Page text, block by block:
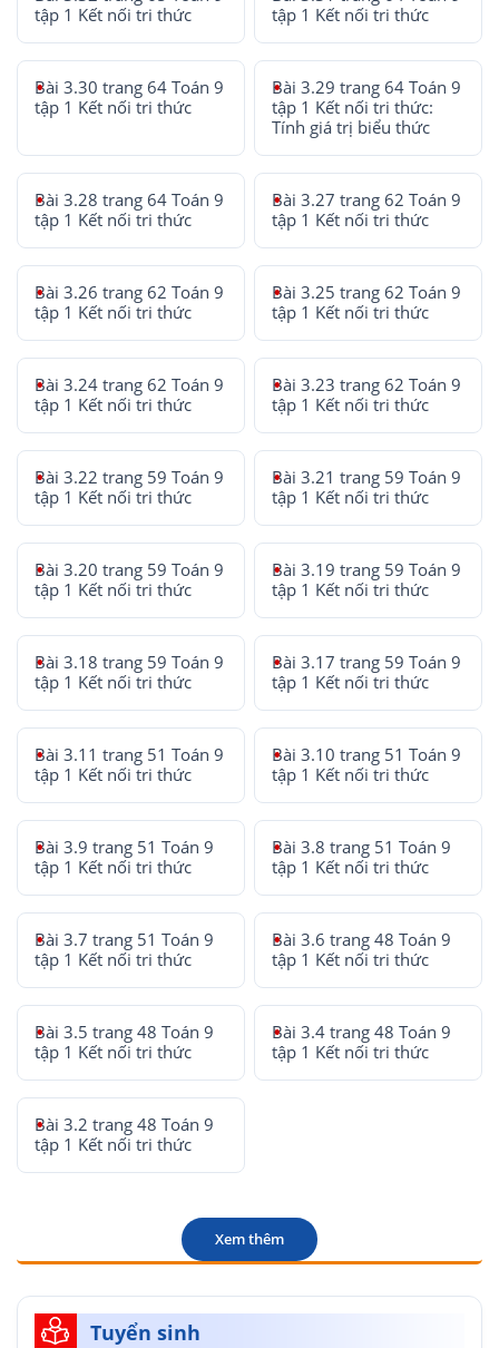
tập 1 Kết nối tri thức
tập 1 Kết nối tri thức
Bài 3.30 trang 64 Toán 9
tập 1 Kết nối tri thức
Bài 3.29 trang 64 Toán 9
tập 1 Kết nối tri thức:
Tính giá trị biểu thức
Bài 3.28 trang 64 Toán 9
tập 1 Kết nối tri thức
Bài 3.27 trang 62 Toán 9
tập 1 Kết nối tri thức
Bài 3.26 trang 62 Toán 9
tập 1 Kết nối tri thức
Bài 3.25 trang 62 Toán 9
tập 1 Kết nối tri thức
Bài 3.24 trang 62 Toán 9
tập 1 Kết nối tri thức
Bài 3.23 trang 62 Toán 9
tập 1 Kết nối tri thức
Bài 3.22 trang 59 Toán 9
tập 1 Kết nối tri thức
Bài 3.21 trang 59 Toán 9
tập 1 Kết nối tri thức
Bài 3.20 trang 59 Toán 9
tập 1 Kết nối tri thức
Bài 3.19 trang 59 Toán 9
tập 1 Kết nối tri thức
Bài 3.18 trang 59 Toán 9
tập 1 Kết nối tri thức
Bài 3.17 trang 59 Toán 9
tập 1 Kết nối tri thức
Bài 3.11 trang 51 Toán 9
tập 1 Kết nối tri thức
Bài 3.10 trang 51 Toán 9
tập 1 Kết nối tri thức
Bài 3.9 trang 51 Toán 9
tập 1 Kết nối tri thức
Bài 3.8 trang 51 Toán 9
tập 1 Kết nối tri thức
Bài 3.7 trang 51 Toán 9
tập 1 Kết nối tri thức
Bài 3.6 trang 48 Toán 9
tập 1 Kết nối tri thức
Bài 3.5 trang 48 Toán 9
tập 1 Kết nối tri thức
Bài 3.4 trang 48 Toán 9
tập 1 Kết nối tri thức
Bài 3.2 trang 48 Toán 9
tập 1 Kết nối tri thức
Xem thêm
Tuyển sinh